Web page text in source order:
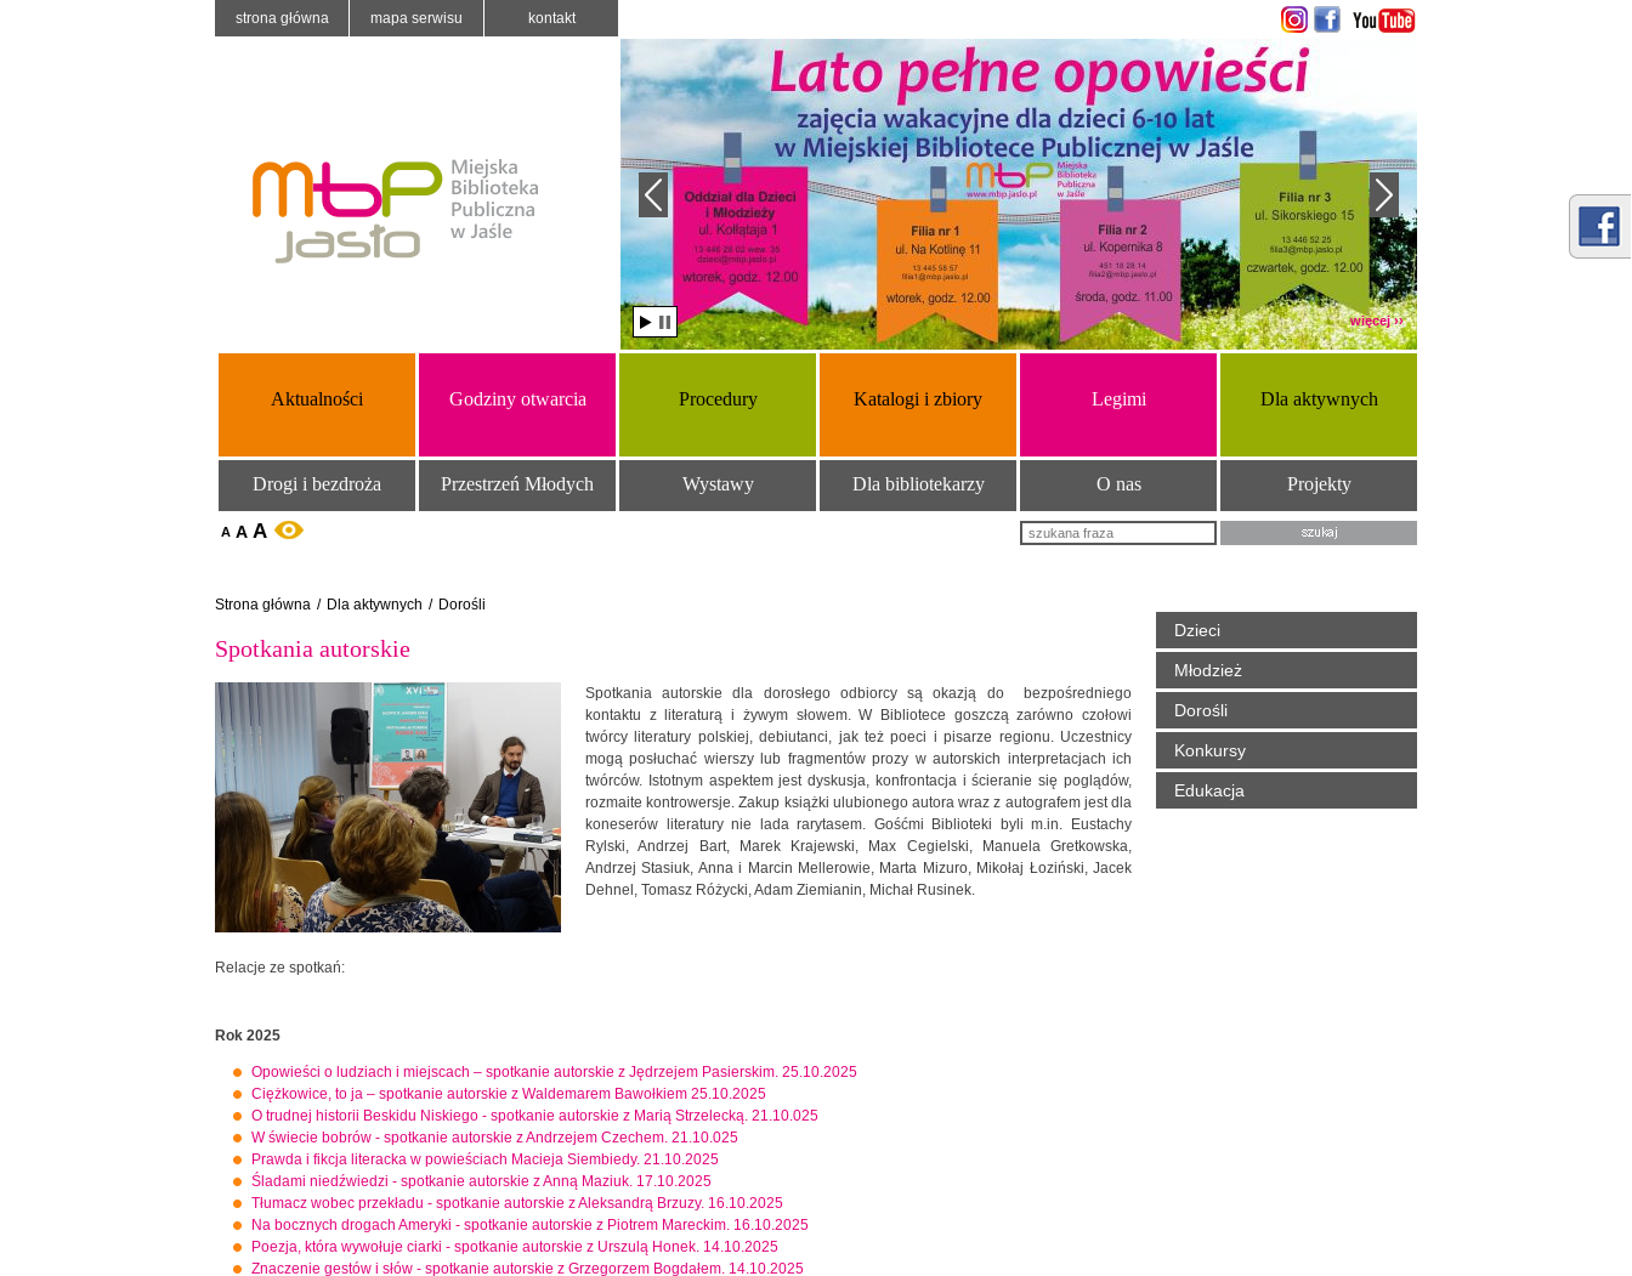
strona główna mapa serwisu kontakt
więcej ››
Aktualności Godziny otwarcia Procedury Katalogi i zbiory Legimi Dla aktywnych
Drogi i bezdroża Przestrzeń Młodych Wystawy Dla bibliotekarzy O nas Projekty
A A A WERSJA KONTRASTOWA
Strona główna / Dla aktywnych / Dorośli
Spotkania autorskie
Spotkania autorskie dla dorosłego odbiorcy są okazją do bezpośredniego
kontaktu z literaturą i żywym słowem. W Bibliotece goszczą zarówno czołowi
twórcy literatury polskiej, debiutanci, jak też poeci i pisarze regionu. Uczestnicy
mogą posłuchać wierszy lub fragmentów prozy w autorskich interpretacjach ich
twórców. Istotnym aspektem jest dyskusja, konfrontacja i ścieranie się poglądów,
rozmaite kontrowersje. Zakup książki ulubionego autora wraz z autografem jest dla
koneserów literatury nie lada rarytasem. Gośćmi Biblioteki byli m.in. Eustachy
Rylski, Andrzej Bart, Marek Krajewski, Max Cegielski, Manuela Gretkowska,
Andrzej Stasiuk, Anna i Marcin Mellerowie, Marta Mizuro, Mikołaj Łoziński, Jacek
Dehnel, Tomasz Różycki, Adam Ziemianin, Michał Rusinek.
Relacje ze spotkań:
Rok 2025
Opowieści o ludziach i miejscach – spotkanie autorskie z Jędrzejem Pasierskim. 25.10.2025
Ciężkowice, to ja – spotkanie autorskie z Waldemarem Bawołkiem 25.10.2025
O trudnej historii Beskidu Niskiego - spotkanie autorskie z Marią Strzelecką. 21.10.025
W świecie bobrów - spotkanie autorskie z Andrzejem Czechem. 21.10.025
Prawda i fikcja literacka w powieściach Macieja Siembiedy. 21.10.2025
Śladami niedźwiedzi - spotkanie autorskie z Anną Maziuk. 17.10.2025
Tłumacz wobec przekładu - spotkanie autorskie z Aleksandrą Brzuzy. 16.10.2025
Na bocznych drogach Ameryki - spotkanie autorskie z Piotrem Mareckim. 16.10.2025
Poezja, która wywołuje ciarki - spotkanie autorskie z Urszulą Honek. 14.10.2025
Znaczenie gestów i słów - spotkanie autorskie z Grzegorzem Bogdałem. 14.10.2025
Dzieci
Młodzież
Dorośli
Konkursy
Edukacja